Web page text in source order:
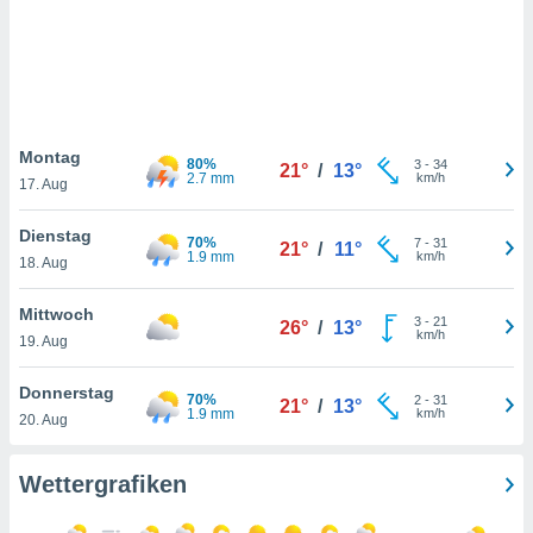
können
von
und
Sie
Montag
17. Aug
80%
2.7 mm
21° / 13° 3- 34
km/h
Dienstag
18. Aug
70%
1.9 mm
21° / 11° 7- 31
km/h
Mittwoch
19. Aug
26° / 13° 3- 21
km/h
Donnerstag
20. Aug
70%
1.9 mm
21° / 13° 2- 31
km/h
Wettergrafiken